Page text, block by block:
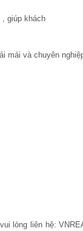
giúp khách
mái và chuyên
lòng liên hệ: